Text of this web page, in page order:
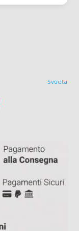
Svuota